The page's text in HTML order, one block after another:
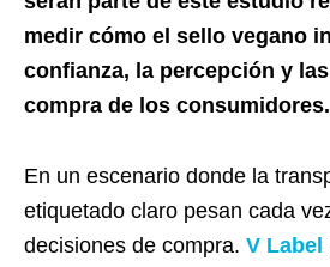
medir cómo el sello vegano
confianza, la percepción y
compra de los consumidores.
En un escenario donde la
etiquetado claro pesan cada
decisiones de compra. V Label